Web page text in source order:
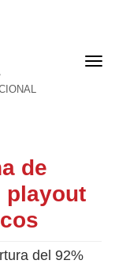
de
playout
del 92%